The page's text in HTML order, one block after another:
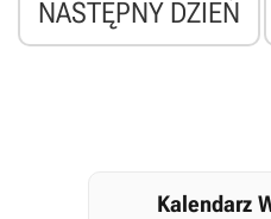
NASTĘPNY DZIEŃ
Kalendarz